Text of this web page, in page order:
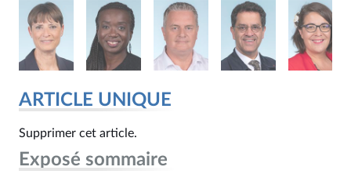
ARTICLE UNIQUE
Supprimer cet article.
Exposé sommaire